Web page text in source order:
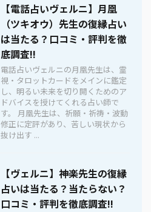
【電話占いヴェルニ】月凰
（ツキオウ）先生の復縁占い
は当たる？口コミ・評判を徹
底調査!!
電話占いヴェルニの月凰先生は、霊
視・タロットカードをメインに鑑定
し、明るい未来を切り開くためのア
ドバイスを授けてくれる占い師で
す。 月凰先生は、祈願・祈祷・波動
修正に定評があり、苦しい現状から
抜け出す ...
【ヴェルニ】神楽先生の復縁
占いは当たる？当たらない？
口コミ・評判を徹底調査!!